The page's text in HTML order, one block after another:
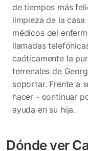
de tiempos más
limpieza de la
médicos del
llamadas
caóticamente la
terrenales de
soportar. Frente a
hacer - continuar
ayuda en su hija.
Dónde ver